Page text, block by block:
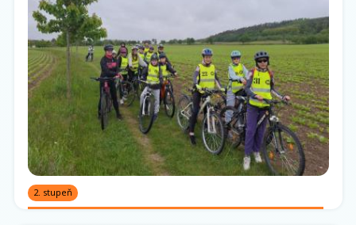
2. stupeň